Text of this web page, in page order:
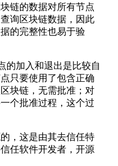
链的数据对所有节点
询区块链数据，因此
的完整性也易于验
加入和退出是比较自
只要使用了包含正确
块链，无需批准；对
个批准过程，这个过
，这是由其去信任特
任软件开发者，开源